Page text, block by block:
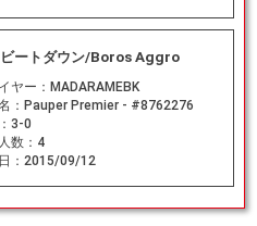
ートダウン/Boros Aggro
ヤー： MADARAMEBK
： Pauper Premier - #8762276
3-0
数： 4
： 2015/09/12